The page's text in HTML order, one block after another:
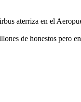
aterriza en el
de honestos pero